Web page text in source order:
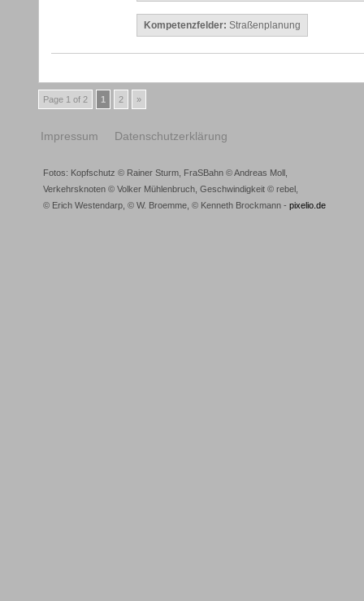
Kompetenzfelder: Straßenplanung
Page 1 of 2 1 2 »
Impressum Datenschutzerklärung
Fotos: Kopfschutz © Rainer Sturm, FraSBahn © Andreas Moll,
Verkehrsknoten © Volker Mühlenbruch, Geschwindigkeit © rebel,
© Erich Westendarp, © W. Broemme, © Kenneth Brockmann - pixelio.de